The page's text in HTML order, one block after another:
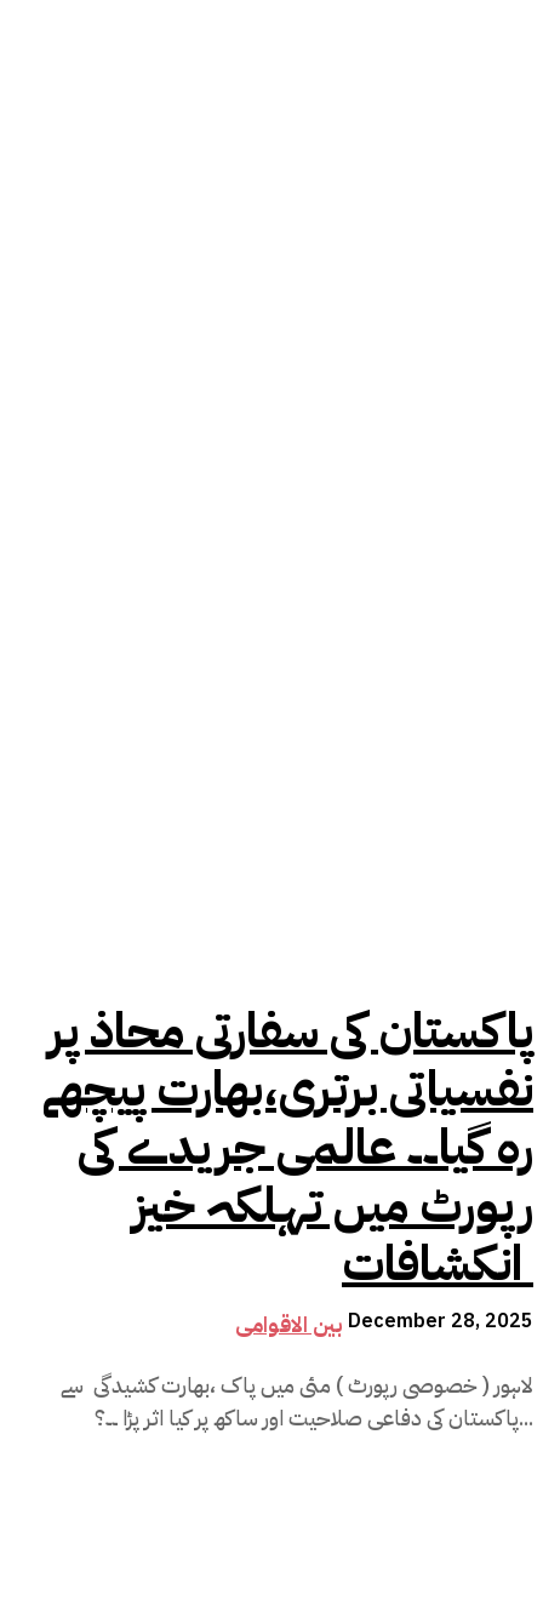
پاکستان کی سفارتی محاذ پر
نفسیاتی برتری،بھارت پیچھے
رہ گیا۔۔ عالمی جریدے کی
رپورٹ میں تہلکہ خیز
انکشافات
بین الاقوامی December 28, 2025
لاہور ( خصوصی رپورٹ ) مئی میں پاک ،بھارت کشیدگی سے
پاکستان کی دفاعی صلاحیت اور ساکھ پر کیا اثر پڑا ۔۔؟...